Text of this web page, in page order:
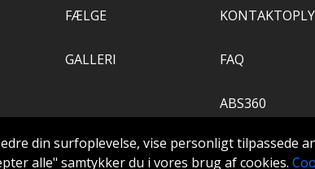
din surfoplevelse, vise personligt tilpassede
alle" samtykker du i vores brug af cookies.
FÆLGE
GALLERI FAQ
ABS360
VÆRKTØJ